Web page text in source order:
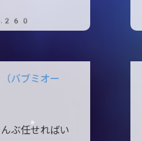
バブミオー
んぶ任せればい